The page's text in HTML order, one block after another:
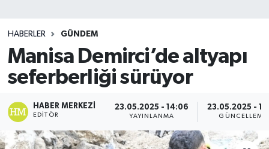
HABERLER GÜNDEM
Manisa Demirci’de altyapı
seferberliği sürüyor
HABER MERKEZI
EDITÖR
23.05.2025 - 14:06
YAYINLANMA
23.05.2025 -
GÜNCELLEME
Teknoloji
TRABZON
TRABZONSPOR
Yaşam